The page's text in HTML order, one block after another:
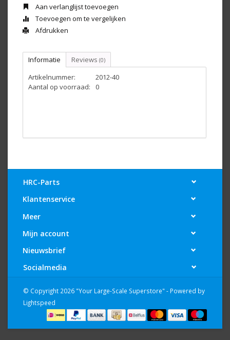
Aan verlanglijst toevoegen
Toevoegen om te vergelijken
Afdrukken
Informatie Reviews (0)
Artikelnummer:
2012-40
Aantal op voorraad:
0
HRC-Parts
Klantenservice
Meer
Mijn account
Nieuwsbrief
Socialmedia
© Copyright 2026 "Your Large-Scale Superstore" - Powered by
Lightspeed